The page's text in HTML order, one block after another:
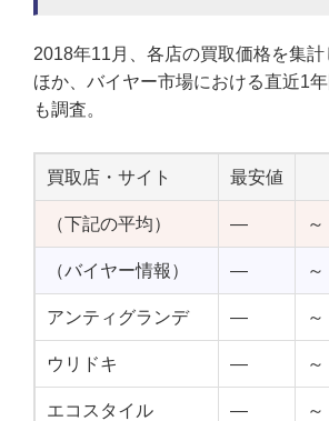
2018年11月、各店の買取価格を集
ほか、バイヤー市場における直近1
も調査。
買取店・サイト 最安値
（下記の平均） — ～
（バイヤー情報） — ～
アンティグランデ — ～
ウリドキ — ～
エコスタイル — ～